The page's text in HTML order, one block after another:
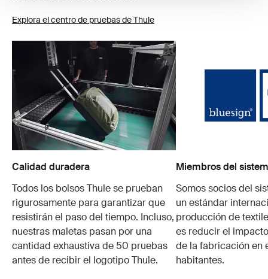
Explora el centro de pruebas de Thule
Calidad duradera
Todos los bolsos Thule se prueban
rigurosamente para garantizar que
resistirán el paso del tiempo. Incluso,
nuestras maletas pasan por una
cantidad exhaustiva de 50 pruebas
antes de recibir el logotipo Thule.
Miembros del
Somos socios del
un estándar
producción de
es reducir el
de la fabricación en
habitantes.